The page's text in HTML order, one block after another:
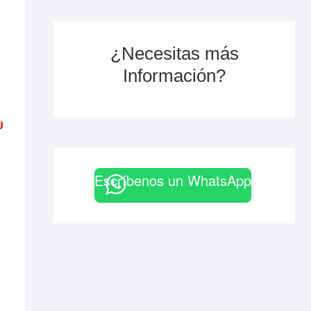
¿Necesitas más
Información?
Escríbenos un WhatsApp